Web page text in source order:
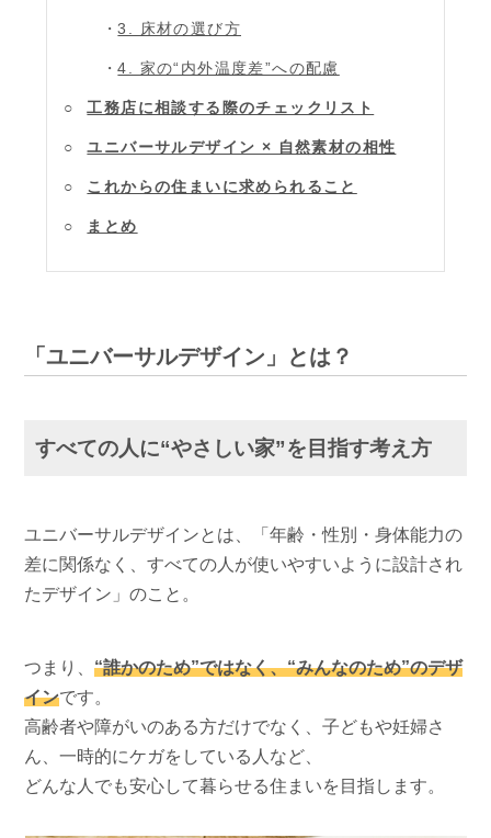
3. 床材の選び方
4. 家の“内外温度差”への配慮
工務店に相談する際のチェックリスト
ユニバーサルデザイン × 自然素材の相性
これからの住まいに求められること
まとめ
「ユニバーサルデザイン」とは？
すべての人に“やさしい家”を目指す考え方
ユニバーサルデザインとは、「年齢・性別・身体能力の
差に関係なく、すべての人が使いやすいように設計され
たデザイン」のこと。
つまり、“誰かのため”ではなく、“みんなのため”のデザ
インです。
高齢者や障がいのある方だけでなく、子どもや妊婦さ
ん、一時的にケガをしている人など、
どんな人でも安心して暮らせる住まいを目指します。